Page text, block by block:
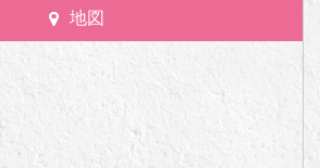
地図